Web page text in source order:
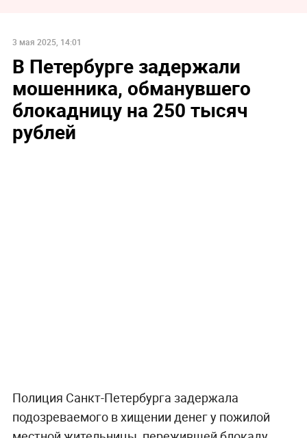
3 мая 2025, 14:01
В Петербурге задержали
мошенника, обманувшего
блокадницу на 250 тысяч
рублей
Полиция Санкт-Петербурга задержала
подозреваемого в хищении денег у пожилой